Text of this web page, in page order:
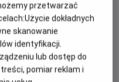
)
zapierającej dech
jeszcze długo po
przetwarzać
Użycie dokładnych
skanowanie
identyfikacji.
lub dostęp do
pomiar reklam i